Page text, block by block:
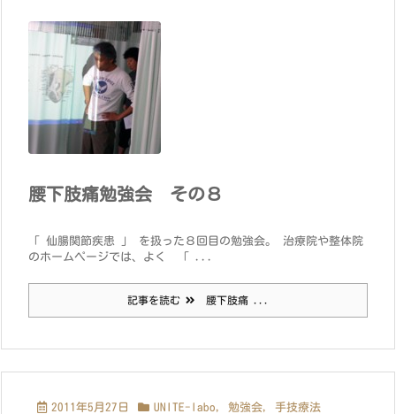
腰下肢痛勉強会 その８
「 仙腸関節疾患 」 を扱った８回目の勉強会。 治療院や整体院
のホームページでは、よく 「 ...
記事を読む 腰下肢痛 ...
2011年5月27日 UNITE-labo, 勉強会, 手技療法